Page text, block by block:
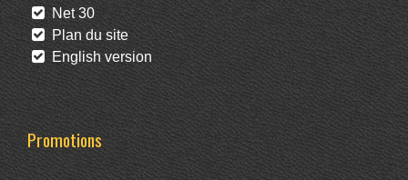
Net 30
Plan du site
English version
Promotions